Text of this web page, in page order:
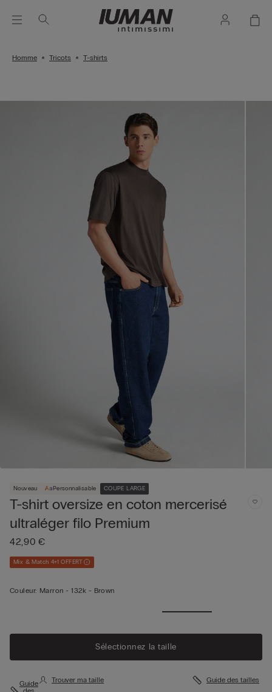
Homme Tricots T-shirts
Nouveau Personnalisable COUPE LARGE
T-shirt oversize en coton mercerisé
ultraléger filo Premium
42,90 €
Mix & Match 4+1 OFFERT
Couleur: Marron -132k - Brown
Sélectionnez la taille
Guide
Trouver ma taille Guide des tailles